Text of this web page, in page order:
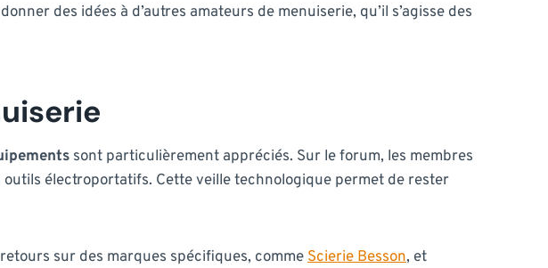
des idées à d’autres amateurs de menuiserie, qu’il s’agisse des
sont particulièrement appréciés. Sur le forum, les membres
électroportatifs. Cette veille technologique permet de rester
sur des marques spécifiques, commeScierie Besson, et